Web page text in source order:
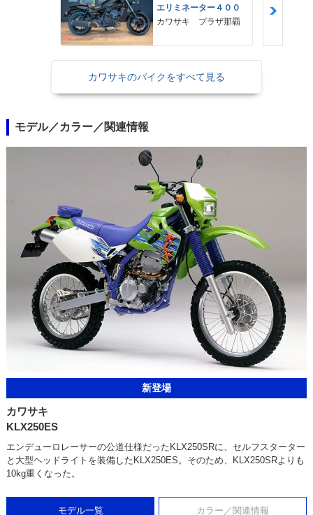
エリミネーター４００
カワサキ プラザ那覇
カワサキのバイクをすべて見る
モデル／カラー／関連情報
新登場
カワサキ
KLX250ES
エンデューロレーサーの公道仕様だったKLX250SRに、セルフスターター
と大型ヘッドライトを装備したKLX250ES。そのため、KLX250SRよりも
10kg重くなった。
モデル一覧 カラー／関連情報